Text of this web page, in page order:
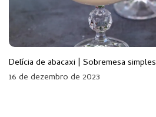
Delícia de abacaxi | Sobremesa simples
16 de dezembro de 2023